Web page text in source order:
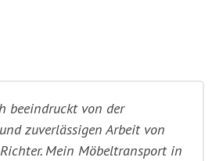
beeindruckt von der
zuverlässigen Arbeit von
Mein Möbeltransport in